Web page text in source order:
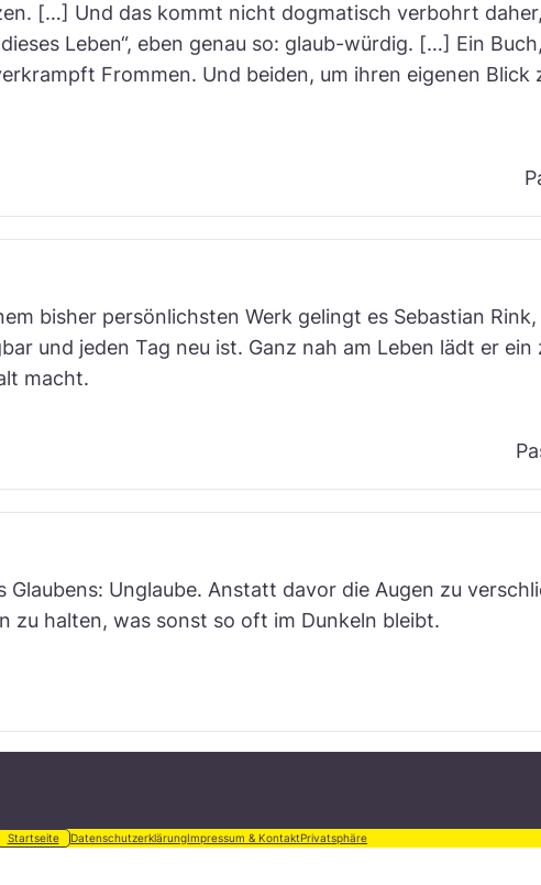
[…] Und das kommt nicht dogmatisch verbohrt
Leben“, eben genau so: glaub-würdig. […] Ein
Frommen. Und beiden, um ihren eigenen Blick
bisher persönlichsten Werk gelingt es Sebastian
und jeden Tag neu ist. Ganz nah am Leben lädt er
macht.
Unglaube. Anstatt davor die Augen zu
zu halten, was sonst so oft im Dunkeln bleibt.
Startseite DatenschutzerklärungImpressum & KontaktPrivatsphäre